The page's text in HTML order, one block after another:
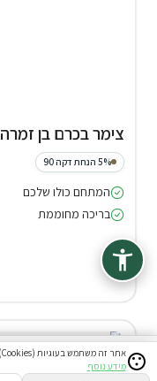
צימר בכרם בן זמרה
5% הנחת דקה 90
המתחם כולו שלכם
בריכה מחוממת
אתר זה משתמש בעוגיות (Cookies) כדי לשפר את חוויית הגלישה שלכם ולהציע תוכן מותאם אישי.
מידע נוסף